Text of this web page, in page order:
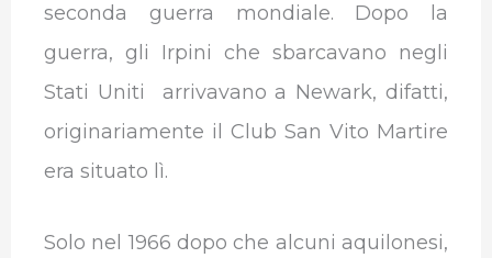
seconda guerra mondiale. Dopo la
guerra, gli Irpini che sbarcavano negli
Stati Uniti arrivavano a Newark, difatti,
originariamente il Club San Vito Martire
era situato lì.
Solo nel 1966 dopo che alcuni aquilonesi,